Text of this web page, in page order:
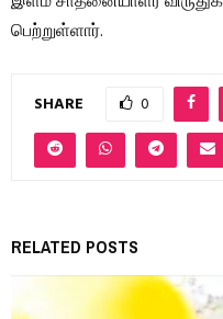
பெற்றுள்ளார்.
SHARE 0
RELATED POSTS